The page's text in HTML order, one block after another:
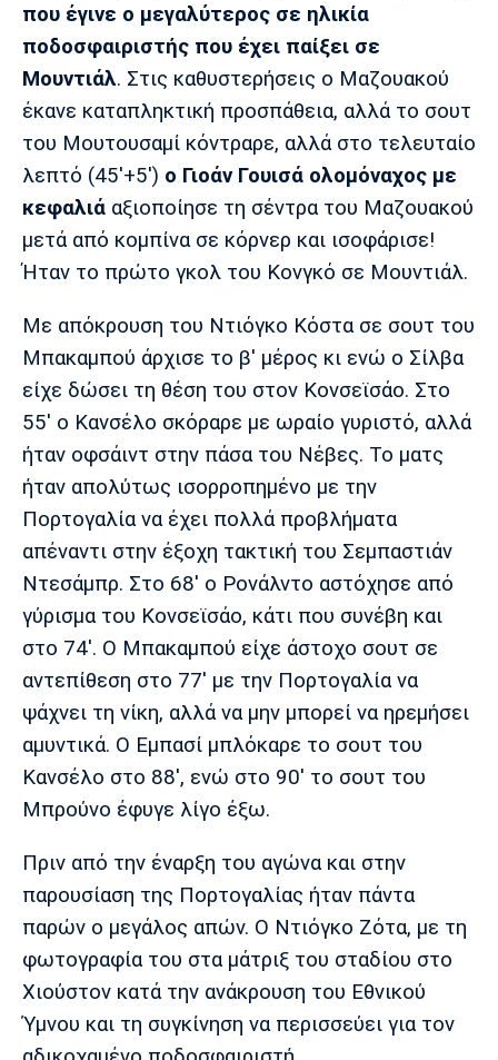
που έγινε ο μεγαλύτερος σε ηλικία
ποδοσφαιριστής που έχει παίξει σε
Μουντιάλ. Στις καθυστερήσεις ο Μαζουακού
έκανε καταπληκτική προσπάθεια, αλλά το σουτ
του Μουτουσαμί κόντραρε, αλλά στο τελευταίο
λεπτό (45'+5') ο Γιοάν Γουισά ολομόναχος με
κεφαλιά αξιοποίησε τη σέντρα του Μαζουακού
μετά από κομπίνα σε κόρνερ και ισοφάρισε!
Ήταν το πρώτο γκολ του Κονγκό σε Μουντιάλ.
Mε απόκρουση του Ντιόγκο Κόστα σε σουτ του
Μπακαμπού άρχισε το β' μέρος κι ενώ ο Σίλβα
είχε δώσει τη θέση του στον Κονσεϊσάο. Στο
55' ο Κανσέλο σκόραρε με ωραίο γυριστό, αλλά
ήταν οφσάιντ στην πάσα του Νέβες. Το ματς
ήταν απολύτως ισορροπημένο με την
Πορτογαλία να έχει πολλά προβλήματα
απέναντι στην έξοχη τακτική του Σεμπαστιάν
Ντεσάμπρ. Στο 68' ο Ρονάλντο αστόχησε από
γύρισμα του Κονσεϊσάο, κάτι που συνέβη και
στο 74'. Ο Μπακαμπού είχε άστοχο σουτ σε
αντεπίθεση στο 77' με την Πορτογαλία να
ψάχνει τη νίκη, αλλά να μην μπορεί να ηρεμήσει
αμυντικά. Ο Εμπασί μπλόκαρε το σουτ του
Κανσέλο στο 88', ενώ στο 90' το σουτ του
Μπρούνο έφυγε λίγο έξω.
Πριν από την έναρξη του αγώνα και στην
παρουσίαση της Πορτογαλίας ήταν πάντα
παρών ο μεγάλος απών. Ο Ντιόγκο Ζότα, με τη
φωτογραφία του στα μάτριξ του σταδίου στο
Χιούστον κατά την ανάκρουση του Εθνικού
Ύμνου και τη συγκίνηση να περισσεύει για τον